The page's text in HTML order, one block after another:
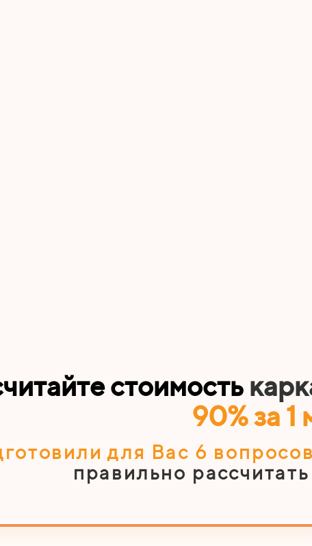
стоимость
90% за 1
для Вас 6 вопросов
правильно